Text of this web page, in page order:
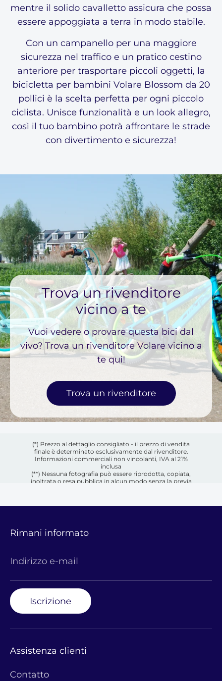
mentre il solido cavalletto assicura che possa
essere appoggiata a terra in modo stabile.
Con un campanello per una maggiore
sicurezza nel traffico e un pratico cestino
anteriore per trasportare piccoli oggetti, la
bicicletta per bambini Volare Blossom da 20
pollici è la scelta perfetta per ogni piccolo
ciclista. Unisce funzionalità e un look allegro,
così il tuo bambino potrà affrontare le strade
con divertimento e sicurezza!
Trova un rivenditore
vicino a te
Vuoi vedere o provare questa bici dal
vivo? Trova un rivenditore Volare vicino a
te qui!
Trova un rivenditore
(*) Prezzo al dettaglio consigliato - il prezzo di vendita
finale è determinato esclusivamente dal rivenditore.
Informazioni commerciali non vincolanti, IVA al 21%
inclusa
(**) Nessuna fotografia può essere riprodotta, copiata,
inoltrata o resa pubblica in alcun modo senza la previa
Rimani informato
Indirizzo e-mail
Iscrizione
Assistenza clienti
Contatto